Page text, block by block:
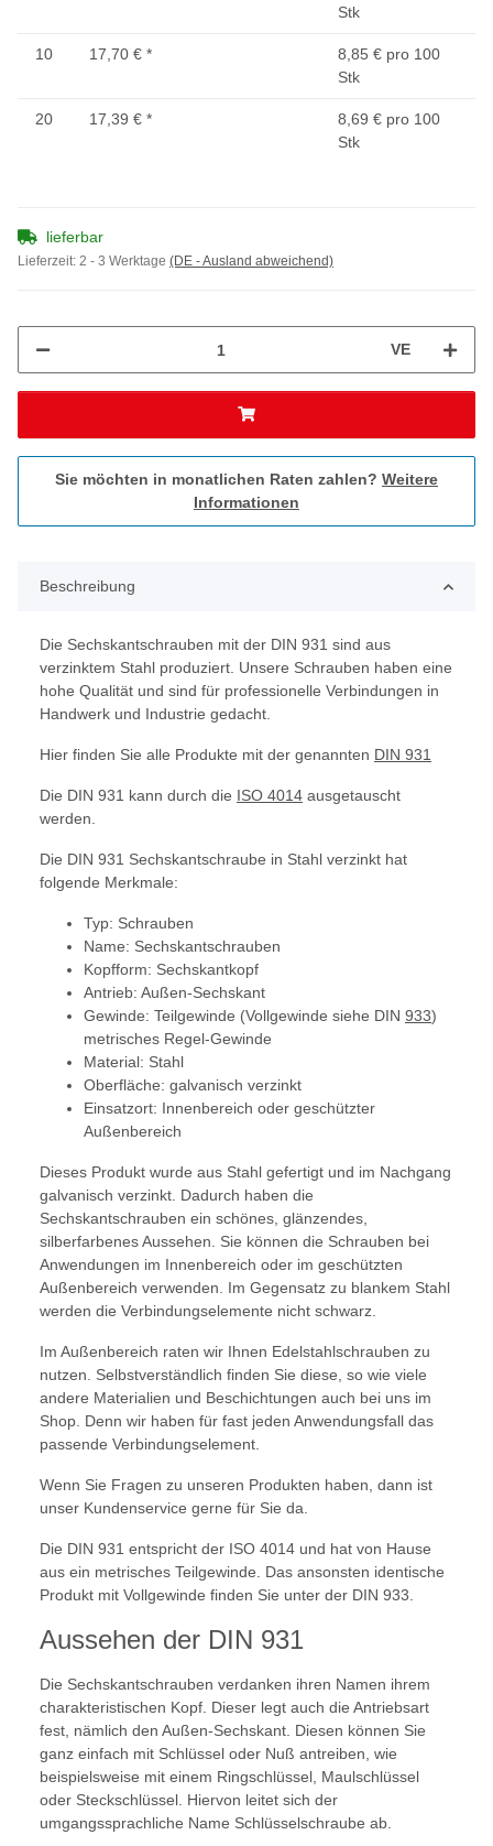
Stk
10 17,70 € *
8,85 € pro 100
Stk
20 17,39 € *
8,69 € pro 100
Stk
lieferbar
Lieferzeit: 2 - 3 Werktage (DE - Ausland abweichend)
VE
Sie möchten in monatlichen Raten zahlen? Weitere
Informationen
Beschreibung
Die Sechskantschrauben mit der DIN 931 sind aus
verzinktem Stahl produziert. Unsere Schrauben haben eine
hohe Qualität und sind für professionelle Verbindungen in
Handwerk und Industrie gedacht.
Hier finden Sie alle Produkte mit der genannten DIN 931
Die DIN 931 kann durch die ISO 4014 ausgetauscht
werden.
Die DIN 931 Sechskantschraube in Stahl verzinkt hat
folgende Merkmale:
Typ: Schrauben
Name: Sechskantschrauben
Kopfform: Sechskantkopf
Antrieb: Außen-Sechskant
Gewinde: Teilgewinde (Vollgewinde siehe DIN 933)
metrisches Regel-Gewinde
Material: Stahl
Oberfläche: galvanisch verzinkt
Einsatzort: Innenbereich oder geschützter
Außenbereich
Dieses Produkt wurde aus Stahl gefertigt und im Nachgang
galvanisch verzinkt. Dadurch haben die
Sechskantschrauben ein schönes, glänzendes,
silberfarbenes Aussehen. Sie können die Schrauben bei
Anwendungen im Innenbereich oder im geschützten
Außenbereich verwenden. Im Gegensatz zu blankem Stahl
werden die Verbindungselemente nicht schwarz.
Im Außenbereich raten wir Ihnen Edelstahlschrauben zu
nutzen. Selbstverständlich finden Sie diese, so wie viele
andere Materialien und Beschichtungen auch bei uns im
Shop. Denn wir haben für fast jeden Anwendungsfall das
passende Verbindungselement.
Wenn Sie Fragen zu unseren Produkten haben, dann ist
unser Kundenservice gerne für Sie da.
Die DIN 931 entspricht der ISO 4014 und hat von Hause
aus ein metrisches Teilgewinde. Das ansonsten identische
Produkt mit Vollgewinde finden Sie unter der DIN 933.
Aussehen der DIN 931
Die Sechskantschrauben verdanken ihren Namen ihrem
charakteristischen Kopf. Dieser legt auch die Antriebsart
fest, nämlich den Außen-Sechskant. Diesen können Sie
ganz einfach mit Schlüssel oder Nuß antreiben, wie
beispielsweise mit einem Ringschlüssel, Maulschlüssel
oder Steckschlüssel. Hiervon leitet sich der
umgangssprachliche Name Schlüsselschraube ab.